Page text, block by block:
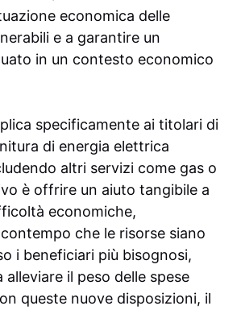
economica delle
e a garantire un
in un contesto economico
specificamente ai titolari di
di energia elettrica
altri servizi come gas o
è offrire un aiuto tangibile a
economiche,
che le risorse siano
i beneficiari più bisognosi,
il peso delle spese
queste nuove disposizioni, il